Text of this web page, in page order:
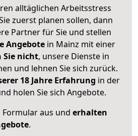
alltäglichen Arbeitsstress
zuerst planen sollen, dann
Partner für Sie und stellen
Angebote in Mainz mit einer
Sie nicht, unsere Dienste in
und lehnen Sie sich zurück.
18 Jahre Erfahrung in der
holen Sie sich Angebote.
Formular aus und erhalten
.